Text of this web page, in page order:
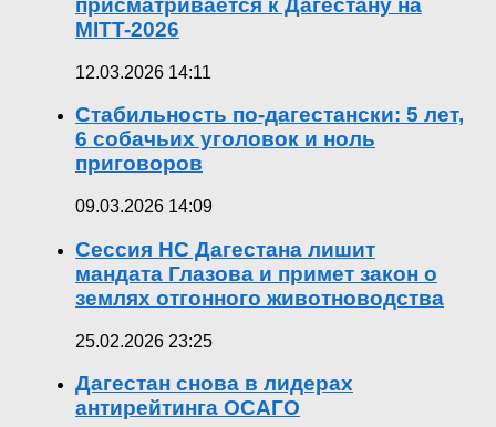
присматривается к Дагестану на
MITT-2026
12.03.2026 14:11
Стабильность по-дагестански: 5 лет,
6 собачьих уголовок и ноль
приговоров
09.03.2026 14:09
Сессия НС Дагестана лишит
мандата Глазова и примет закон о
землях отгонного животноводства
25.02.2026 23:25
Дагестан снова в лидерах
антирейтинга ОСАГО